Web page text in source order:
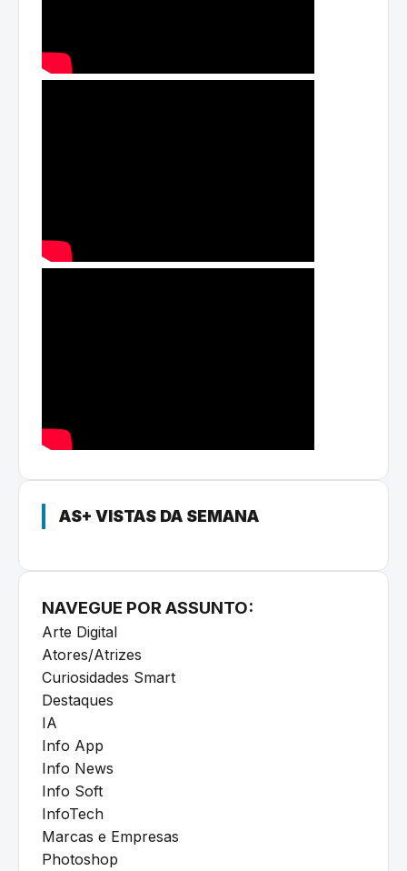
AS+ VISTAS DA SEMANA
NAVEGUE POR ASSUNTO:
Arte Digital
Atores/Atrizes
Curiosidades Smart
Destaques
IA
Info App
Info News
Info Soft
InfoTech
Marcas e Empresas
Photoshop